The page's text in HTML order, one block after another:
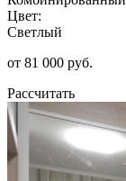
Цвет:
Светлый
от 81 000 руб.
Рассчитать